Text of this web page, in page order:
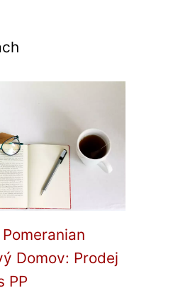
Domov: Prodej
PP